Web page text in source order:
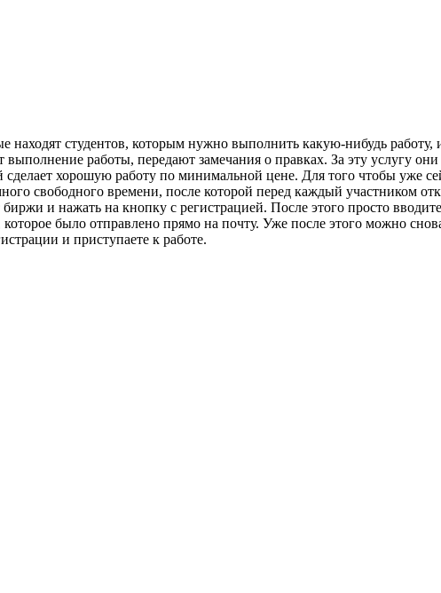
находят студентов, которым нужно выполнить какую-нибудь
работы, передают замечания о правках. За эту услугу они
хорошую работу по минимальной цене. Для того чтобы уже
свободного времени, после которой перед каждый участником
и нажать на кнопку с регистрацией. После этого просто
которое было отправлено прямо на почту. Уже после этого можно
и приступаете к работе.